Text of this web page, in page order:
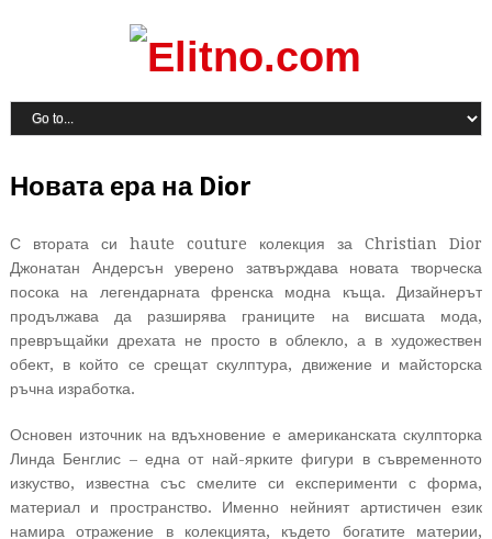
Новата ера на Dior
С втората си haute couture колекция за Christian Dior
Джонатан Андерсън уверено затвърждава новата творческа
посока на легендарната френска модна къща. Дизайнерът
продължава да разширява границите на висшата мода,
превръщайки дрехата не просто в облекло, а в художествен
обект, в който се срещат скулптура, движение и майсторска
ръчна изработка.
Основен източник на вдъхновение е американската скулпторка
Линда Бенглис – една от най-ярките фигури в съвременното
изкуство, известна със смелите си експерименти с форма,
материал и пространство. Именно нейният артистичен език
намира отражение в колекцията, където богатите материи,